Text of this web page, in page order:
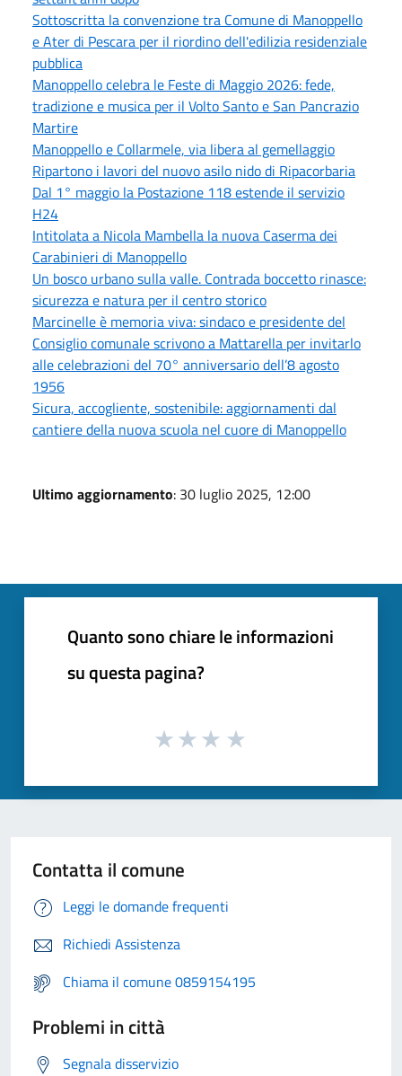
Sottoscritta la convenzione tra Comune di Manoppello
e Ater di Pescara per il riordino dell'edilizia residenziale
pubblica
Manoppello celebra le Feste di Maggio 2026: fede,
tradizione e musica per il Volto Santo e San Pancrazio
Martire
Manoppello e Collarmele, via libera al gemellaggio
Ripartono i lavori del nuovo asilo nido di Ripacorbaria
Dal 1° maggio la Postazione 118 estende il servizio
H24
Intitolata a Nicola Mambella la nuova Caserma dei
Carabinieri di Manoppello
Un bosco urbano sulla valle. Contrada boccetto rinasce:
sicurezza e natura per il centro storico
Marcinelle è memoria viva: sindaco e presidente del
Consiglio comunale scrivono a Mattarella per invitarlo
alle celebrazioni del 70° anniversario dell’8 agosto
1956
Sicura, accogliente, sostenibile: aggiornamenti dal
cantiere della nuova scuola nel cuore di Manoppello
Ultimo aggiornamento: 30 luglio 2025, 12:00
Quanto sono chiare le informazioni
su questa pagina?
Contatta il comune
Leggi le domande frequenti
Richiedi Assistenza
Chiama il comune 0859154195
Problemi in città
Segnala disservizio